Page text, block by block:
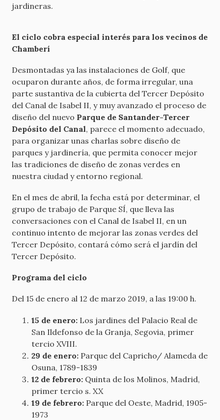
jardineras.
El ciclo cobra especial interés para los vecinos de
Chamberí
Desmontadas ya las instalaciones de Golf, que
ocuparon durante años, de forma irregular, una
parte sustantiva de la cubierta del Tercer Depósito
del Canal de Isabel II, y muy avanzado el proceso de
diseño del nuevo Parque de Santander-Tercer
Depósito del Canal, parece el momento adecuado,
para organizar unas charlas sobre diseño de
parques y jardinería, que permita conocer mejor
las tradiciones de diseño de zonas verdes en
nuestra ciudad y entorno regional.
En el mes de abril, la fecha está por determinar, el
grupo de trabajo de Parque SÍ, que lleva las
conversaciones con el Canal de Isabel II, en un
continuo intento de mejorar las zonas verdes del
Tercer Depósito, contará cómo será el jardín del
Tercer Depósito.
Programa del ciclo
Del 15 de enero al 12 de marzo 2019, a las 19:00 h.
15 de enero: Los jardines del Palacio Real de
San Ildefonso de la Granja, Segovia, primer
tercio XVIII.
29 de enero: Parque del Capricho/ Alameda de
Osuna, 1789-1839
12 de febrero: Quinta de los Molinos, Madrid,
primer tercio s. XX
19 de febrero: Parque del Oeste, Madrid, 1905-
1973